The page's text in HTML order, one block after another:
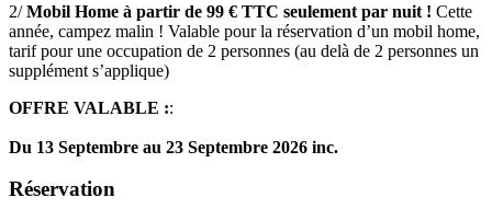
2/Mobil Home à partir de 99 € TTC seulement par nuit ! Cette
année, campez malin ! Valable pour la réservation d’un mobil home,
tarif pour une occupation de 2 personnes (au delà de 2 personnes un
supplément s’applique)
OFFRE VALABLE ::
Du 13 Septembre au 23 Septembre 2026 inc.
Réservation